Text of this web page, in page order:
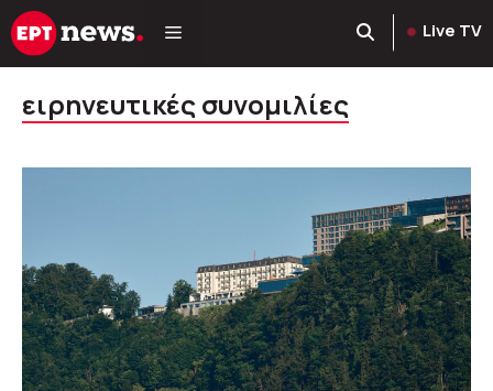
Μετάβαση
σε
Live TV
ειρηνευτικές συνομιλίες